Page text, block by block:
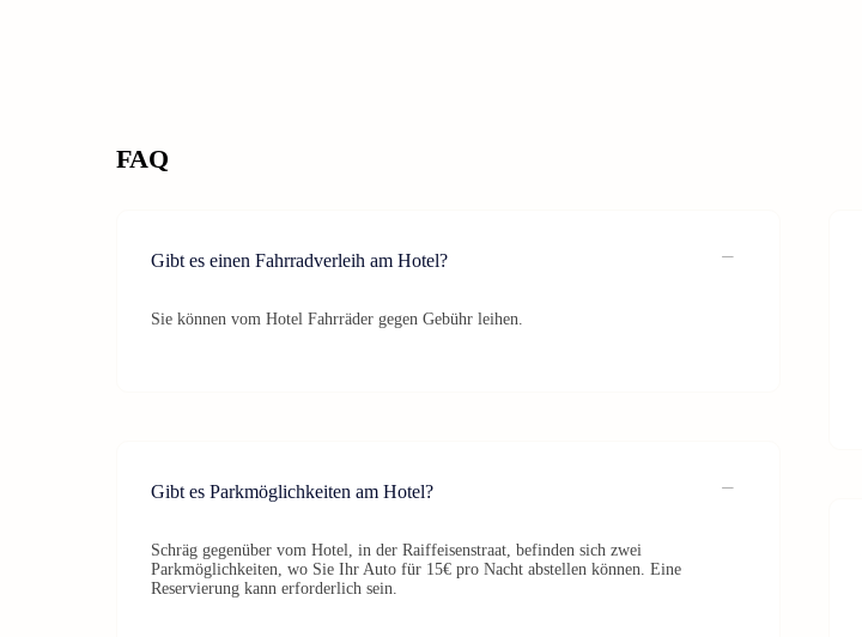
FAQ
Gibt es einen Fahrradverleih am Hotel?
Sie können vom Hotel Fahrräder gegen Gebühr leihen.
Gibt es Parkmöglichkeiten am Hotel?
Schräg gegenüber vom Hotel, in der Raiffeisenstraat, befinden sich zwei
Parkmöglichkeiten, wo Sie Ihr Auto für 15€ pro Nacht abstellen können. Eine
Reservierung kann erforderlich sein.